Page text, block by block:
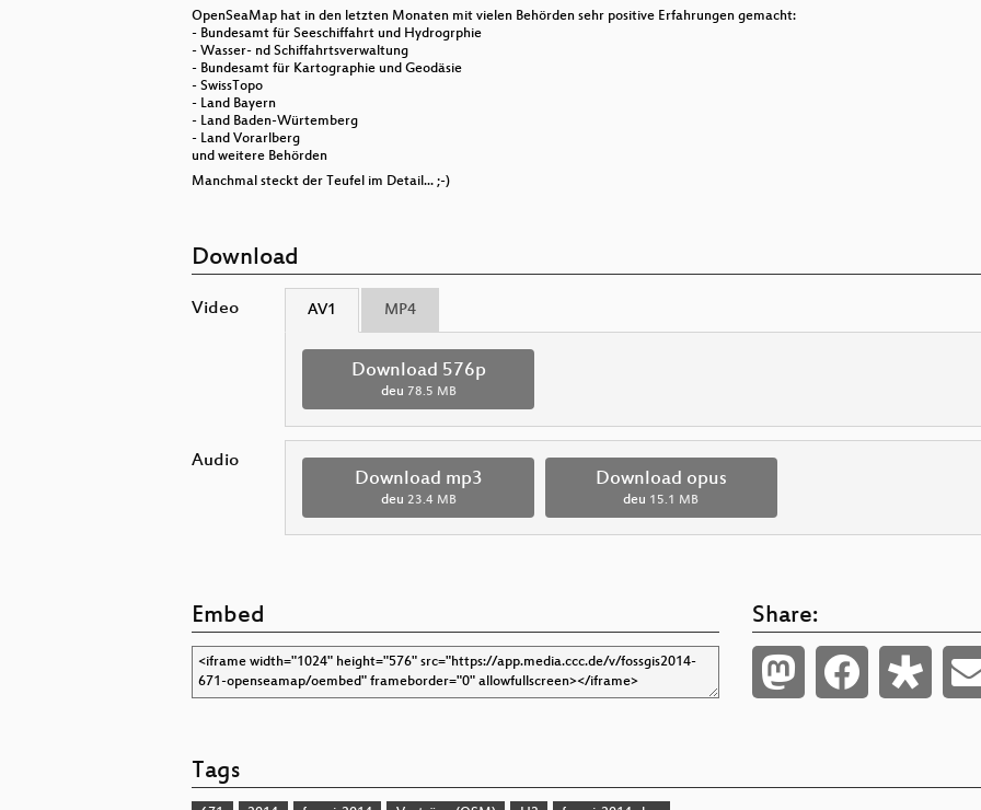
OpenSeaMap hat in den letzten Monaten mit vielen Behörden sehr positive Erfahrungen gemacht:
- Bundesamt für Seeschiffahrt und Hydrogrphie
- Wasser- nd Schiffahrtsverwaltung
- Bundesamt für Kartographie und Geodäsie
- SwissTopo
- Land Bayern
- Land Baden-Würtemberg
- Land Vorarlberg
und weitere Behörden
Manchmal steckt der Teufel im Detail... ;-)
Download
Video AV1 MP4
Download 576p
deu 78.5 MB
Audio
Download mp3
deu 23.4 MB
Download opus
deu 15.1 MB
Embed Share:
Tags